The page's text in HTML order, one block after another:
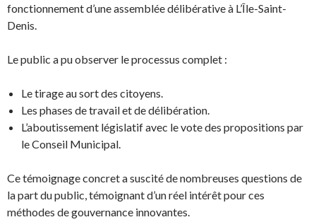
fonctionnement d’une assemblée délibérative à L’Île-Saint-
Denis.
Le public a pu observer le processus complet :
Le tirage au sort des citoyens.
Les phases de travail et de délibération.
L’aboutissement législatif avec le vote des propositions par
le Conseil Municipal.
Ce témoignage concret a suscité de nombreuses questions de
la part du public, témoignant d’un réel intérêt pour ces
méthodes de gouvernance innovantes.